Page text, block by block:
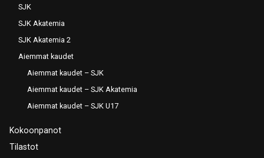
SJK
SJK Akatemia
SJK Akatemia 2
Aiemmat kaudet
Aiemmat kaudet – SJK
Aiemmat kaudet – SJK Akatemia
Aiemmat kaudet – SJK U17
Kokoonpanot
Tilastot